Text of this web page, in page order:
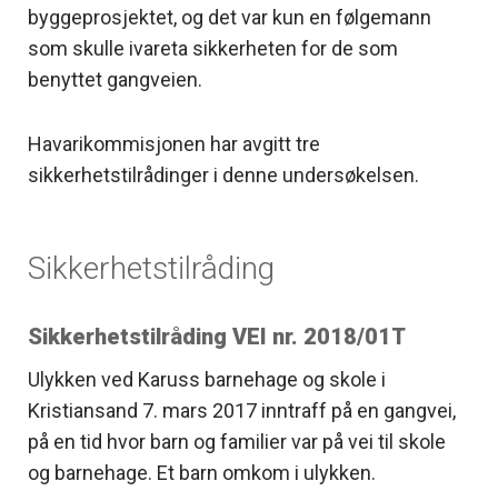
byggeprosjektet, og det var kun en følgemann
som skulle ivareta sikkerheten for de som
benyttet gangveien.
Havarikommisjonen har avgitt tre
sikkerhetstilrådinger i denne undersøkelsen.
Sikkerhetstilråding
Sikkerhetstilråding VEI nr. 2018/01T
Ulykken ved Karuss barnehage og skole i
Kristiansand 7. mars 2017 inntraff på en gangvei,
på en tid hvor barn og familier var på vei til skole
og barnehage. Et barn omkom i ulykken.